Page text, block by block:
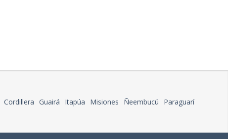
Cordillera Guairá Itapúa Misiones Ñeembucú
Paraguarí